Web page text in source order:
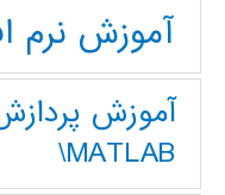
آموزش نرم
آموزش
MATLAB\